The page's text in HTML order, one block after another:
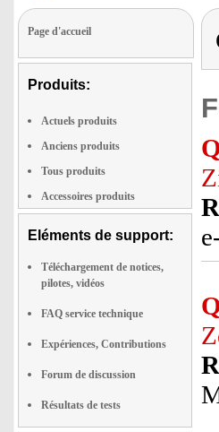
Page d'accueil
Produits:
Actuels produits
Anciens produits
Tous produits
Accessoires produits
Eléments de support:
Téléchargement de notices,
pilotes, vidéos
FAQ service technique
Expériences, Contributions
Forum de discussion
Résultats de tests